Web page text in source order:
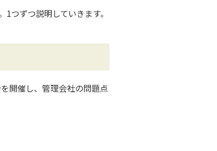
つずつ説明していきます。
開催し、管理会社の問題点